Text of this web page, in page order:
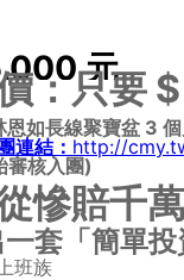
元
：只要
恩如長線聚寶盆 3
連結： http://
審核入團)
慘賠千
套「簡單投
班族